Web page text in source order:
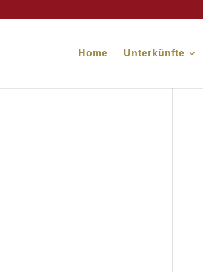
Home Unterkünfte